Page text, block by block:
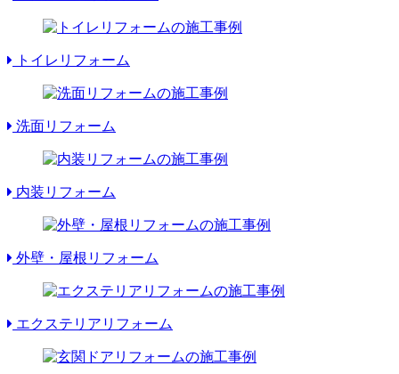
トイレリフォーム
洗面リフォーム
内装リフォーム
外壁・屋根リフォーム
エクステリアリフォーム